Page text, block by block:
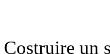
Costruire un